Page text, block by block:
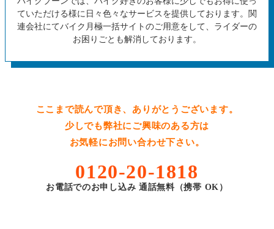
ていただける様に日々色々なサービスを提供しております。関
連会社にてバイク月極一括サイトのご用意をして、ライダーの
お困りごとも解消しております。
ここまで読んで頂き、ありがとうございます。
少しでも弊社にご興味のある方は
お気軽にお問い合わせ下さい。
0120-20-1818
お電話でのお申し込み 通話無料（携帯 OK）